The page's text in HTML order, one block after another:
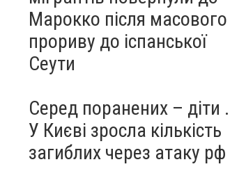
Марокко після масового
прориву до іспанської
Сеути
Серед поранених – діти .
У Києві зросла кількість
загиблих через атаку рф